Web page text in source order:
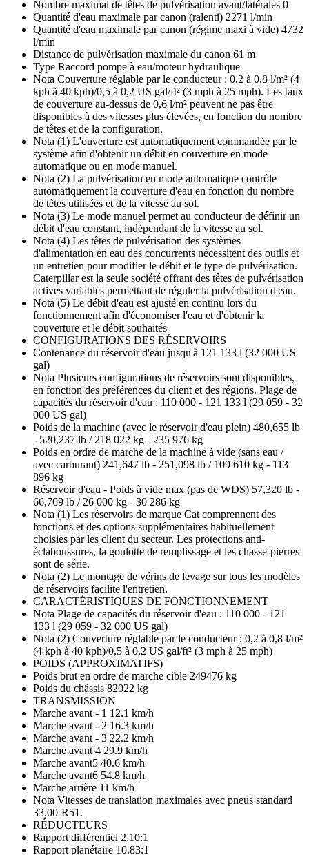
Nombre maximal de têtes de pulvérisation avant/latérales 0
Quantité d'eau maximale par canon (ralenti) 2271 l/min
Quantité d'eau maximale par canon (régime maxi à vide) 4732
l/min
Distance de pulvérisation maximale du canon 61 m
Type Raccord pompe à eau/moteur hydraulique
Nota Couverture réglable par le conducteur : 0,2 à 0,8 l/m² (4
kph à 40 kph)/0,5 à 0,2 US gal/ft² (3 mph à 25 mph). Les taux
de couverture au-dessus de 0,6 l/m² peuvent ne pas être
disponibles à des vitesses plus élevées, en fonction du nombre
de têtes et de la configuration.
Nota (1) L'ouverture est automatiquement commandée par le
système afin d'obtenir un débit en couverture en mode
automatique ou en mode manuel.
Nota (2) La pulvérisation en mode automatique contrôle
automatiquement la couverture d'eau en fonction du nombre
de têtes utilisées et de la vitesse au sol.
Nota (3) Le mode manuel permet au conducteur de définir un
débit d'eau constant, indépendant de la vitesse au sol.
Nota (4) Les têtes de pulvérisation des systèmes
d'alimentation en eau des concurrents nécessitent des outils et
un entretien pour modifier le débit et le type de pulvérisation.
Caterpillar est la seule société offrant des têtes de pulvérisation
actives variables permettant de réguler la pulvérisation d'eau.
Nota (5) Le débit d'eau est ajusté en continu lors du
fonctionnement afin d'économiser l'eau et d'obtenir la
couverture et le débit souhaités
CONFIGURATIONS DES RÉSERVOIRS
Contenance du réservoir d'eau jusqu'à 121 133 l (32 000 US
gal)
Nota Plusieurs configurations de réservoirs sont disponibles,
en fonction des préférences du client et des régions. Plage de
capacités du réservoir d'eau : 110 000 - 121 133 l (29 059 - 32
000 US gal)
Poids de la machine (avec le réservoir d'eau plein) 480,655 lb
- 520,237 lb / 218 022 kg - 235 976 kg
Poids en ordre de marche de la machine à vide (sans eau /
avec carburant) 241,647 lb - 251,098 lb / 109 610 kg - 113
896 kg
Réservoir d'eau - Poids à vide max (pas de WDS) 57,320 lb -
66,769 lb / 26 000 kg - 30 286 kg
Nota (1) Les réservoirs de marque Cat comprennent des
fonctions et des options supplémentaires habituellement
choisies par les client du secteur. Les protections anti-
éclaboussures, la goulotte de remplissage et les chasse-pierres
sont de série.
Nota (2) Le montage de vérins de levage sur tous les modèles
de réservoirs facilite l'entretien.
CARACTÉRISTIQUES DE FONCTIONNEMENT
Nota Plage de capacités du réservoir d'eau : 110 000 - 121
133 l (29 059 - 32 000 US gal)
Nota (2) Couverture réglable par le conducteur : 0,2 à 0,8 l/m²
(4 kph à 40 kph)/0,5 à 0,2 US gal/ft² (3 mph à 25 mph)
POIDS (APPROXIMATIFS)
Poids brut en ordre de marche cible 249476 kg
Poids du châssis 82022 kg
TRANSMISSION
Marche avant - 1 12.1 km/h
Marche avant - 2 16.3 km/h
Marche avant - 3 22.2 km/h
Marche avant 4 29.9 km/h
Marche avant5 40.6 km/h
Marche avant6 54.8 km/h
Marche arrière 11 km/h
Nota Vitesses de translation maximales avec pneus standard
33,00-R51.
RÉDUCTEURS
Rapport différentiel 2.10:1
Rapport planétaire 10.83:1